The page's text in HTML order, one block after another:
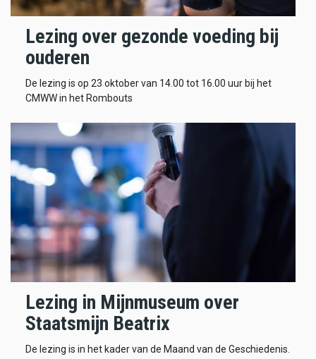
Lezing over gezonde voeding bij
ouderen
De lezing is op 23 oktober van 14.00 tot 16.00 uur bij het
CMWW in het Rombouts
Lezing in Mijnmuseum over
Staatsmijn Beatrix
De lezing is in het kader van de Maand van de Geschiedenis.